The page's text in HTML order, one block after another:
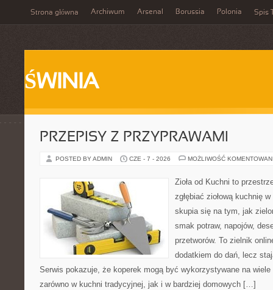
Strona główna Archiwum Arsenal Borussia Polonia Spis
ŚWINIA
PRZEPISY Z PRZYPRAWAMI
POSTED BY ADMIN CZE - 7 - 2026 MOŻLIWOŚĆ
Zioła od Kuchni to
zgłębiać ziołową kuchnię
skupia się na tym, jak
smak potraw, napojów,
przetworów. To zielnik
dodatkiem do dań, lecz
Serwis pokazuje, że koperek mogą być wykorzystywane na
zarówno w kuchni tradycyjnej, jak i w bardziej domowych […]